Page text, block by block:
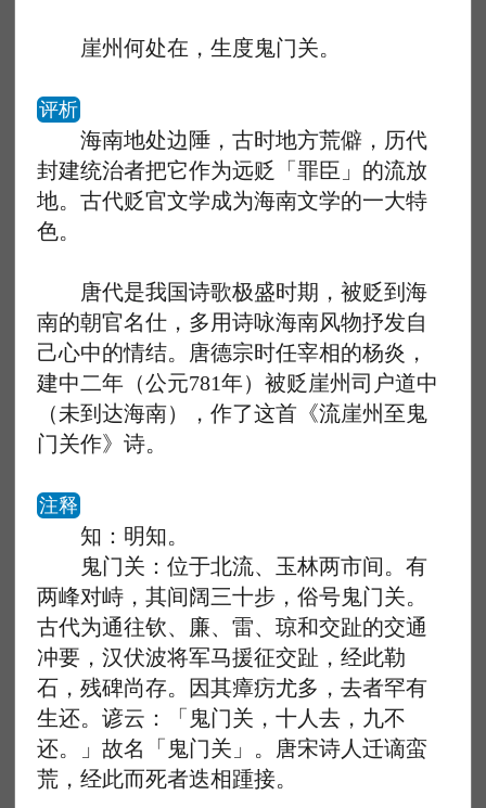
崖州何处在，生度鬼门关。
评析
海南地处边陲，古时地方荒僻，历代
封建统治者把它作为远贬「罪臣」的流放
地。古代贬官文学成为海南文学的一大特
色。
唐代是我国诗歌极盛时期，被贬到海
南的朝官名仕，多用诗咏海南风物抒发自
己心中的情结。唐德宗时任宰相的杨炎，
建中二年（公元781年）被贬崖州司户道中
（未到达海南），作了这首《流崖州至鬼
门关作》诗。
注释
知：明知。
鬼门关：位于北流、玉林两市间。有
两峰对峙，其间阔三十步，俗号鬼门关。
古代为通往钦、廉、雷、琼和交趾的交通
冲要，汉伏波将军马援征交趾，经此勒
石，残碑尚存。因其瘴疠尤多，去者罕有
生还。谚云：「鬼门关，十人去，九不
还。」故名「鬼门关」。唐宋诗人迁谪蛮
荒，经此而死者迭相踵接。